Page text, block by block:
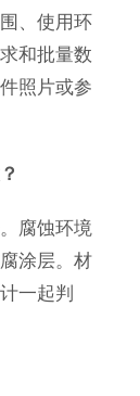
、使用环
和批量数
照片或参
腐蚀环境
涂层。材
一起判